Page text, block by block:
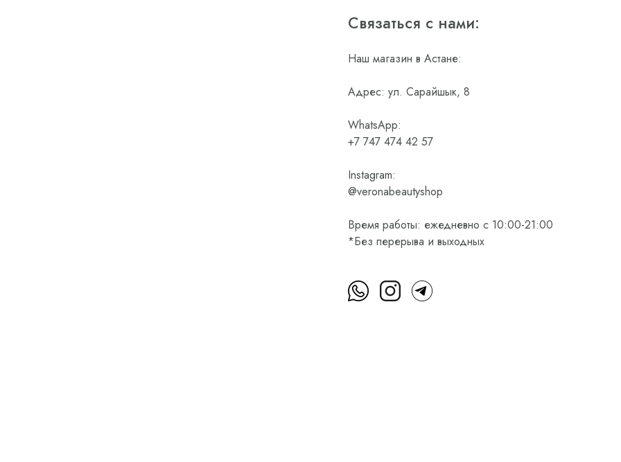
Связаться с нами:
Наш магазин в Астане:
Адрес: ул. Сарайшык, 8
WhatsApp:
+7 747 474 42 57
Instagram:
@veronabeautyshop
Время работы: ежедневно с 10:00-21:00
*Без перерыва и выходных